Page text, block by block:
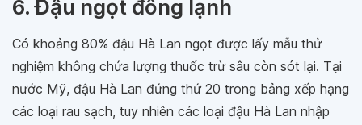
6. Đậu ngọt đông lạnh
Có khoảng 80% đậu Hà Lan ngọt được lấy mẫu thử
nghiệm không chứa lượng thuốc trừ sâu còn sót lại. Tại
nước Mỹ, đậu Hà Lan đứng thứ 20 trong bảng xếp hạng
các loại rau sạch, tuy nhiên các loại đậu Hà Lan nhập